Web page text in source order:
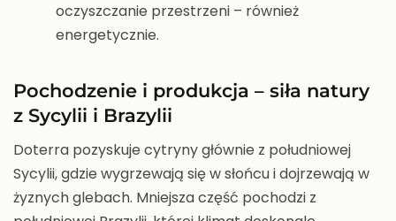
oczyszczanie przestrzeni – również
energetycznie.
Pochodzenie i produkcja – siła natury
z Sycylii i Brazylii
Doterra pozyskuje cytryny głównie z południowej
Sycylii, gdzie wygrzewają się w słońcu i dojrzewają w
żyznych glebach. Mniejsza część pochodzi z